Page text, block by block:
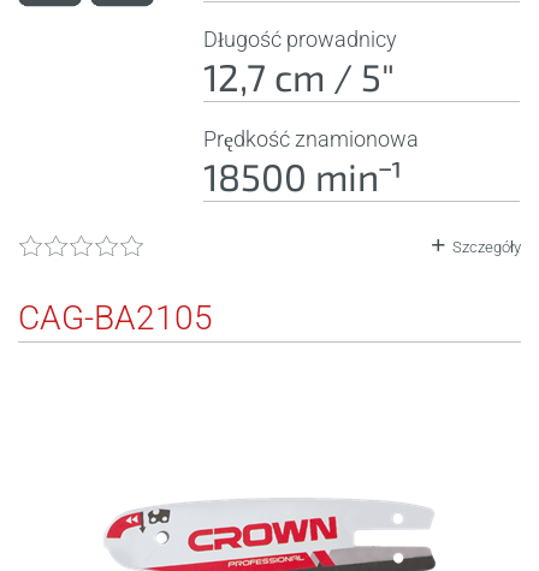
Długość prowadnicy
12,7 cm / 5"
Prędkość znamionowa
18500 minˉ¹
Szczegóły
CAG-BA2105